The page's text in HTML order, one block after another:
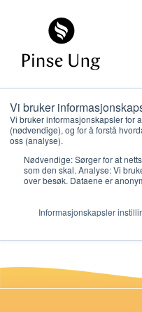
Vi bruker
Vi bruker informasjonskapsler for
(nødvendige), og for å forstå
oss (analyse).
Nødvendige: Sørger for at
som den skal. Analyse: Vi
over besøk. Dataene er
Informasjonskapsler
Andre
PER KRISTIAN
5.
Hva vi gjør
Ressurser